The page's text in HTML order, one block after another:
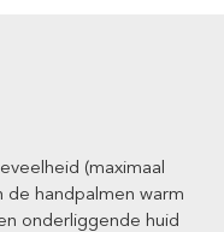
(maximaal
de handpalmen warm
onderliggende huid